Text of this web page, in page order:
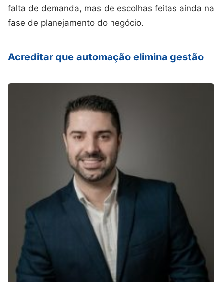
falta de demanda, mas de escolhas feitas ainda na
fase de planejamento do negócio.
Acreditar que automação elimina gestão